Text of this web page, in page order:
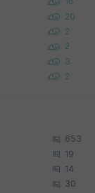
20
2
2
3
2
653
19
14
30